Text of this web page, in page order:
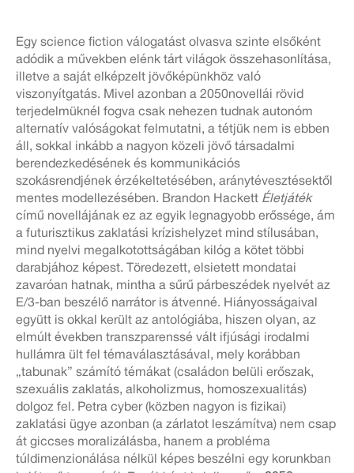
Egy science fiction válogatást olvasva szinte elsőként
adódik a művekben elénk tárt világok összehasonlítása,
illetve a saját elképzelt jövőképünkhöz való
viszonyítgatás. Mivel azonban a 2050novellái rövid
terjedelmüknél fogva csak nehezen tudnak autonóm
alternatív valóságokat felmutatni, a tétjük nem is ebben
áll, sokkal inkább a nagyon közeli jövő társadalmi
berendezkedésének és kommunikációs
szokásrendjének érzékeltetésében, aránytévesztésektől
mentes modellezésében. Brandon Hackett Életjáték
című novellájának ez az egyik legnagyobb erőssége, ám
a futurisztikus zaklatási krízishelyzet mind stílusában,
mind nyelvi megalkotottságában kilóg a kötet többi
darabjához képest. Töredezett, elsietett mondatai
zavaróan hatnak, mintha a sűrű párbeszédek nyelvét az
E/3-ban beszélő narrátor is átvenné. Hiányosságaival
együtt is okkal került az antológiába, hiszen olyan, az
elmúlt években transzparenssé vált ifjúsági irodalmi
hullámra ült fel témaválasztásával, mely korábban
„tabunak” számító témákat (családon belüli erőszak,
szexuális zaklatás, alkoholizmus, homoszexualitás)
dolgoz fel. Petra cyber (közben nagyon is fizikai)
zaklatási ügye azonban (a zárlatot leszámítva) nem csap
át giccses moralizálásba, hanem a probléma
túldimenzionálása nélkül képes beszélni egy korunkban